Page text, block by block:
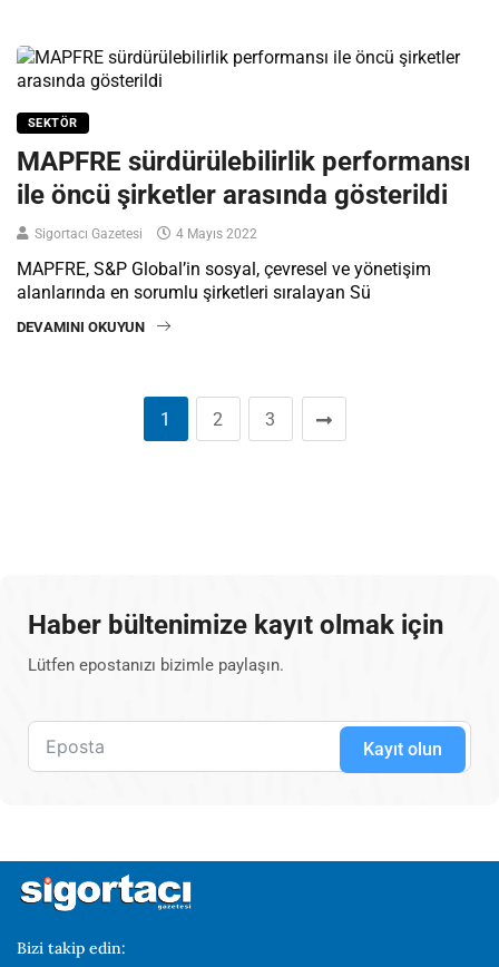
SEKTÖR
MAPFRE sürdürülebilirlik performansı
ile öncü şirketler arasında gösterildi
Sigortacı Gazetesi 4 Mayıs 2022
MAPFRE, S&P Global’in sosyal, çevresel ve yönetişim
alanlarında en sorumlu şirketleri sıralayan Sü
DEVAMINI OKUYUN
1 2 3
Haber bültenimize kayıt olmak için
Lütfen epostanızı bizimle paylaşın.
Kayıt olun
Bizi takip edin: